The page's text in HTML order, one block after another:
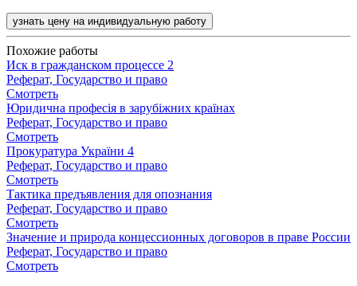
узнать цену на индивидуальную работу
Похожие работы
Иск в гражданском процессе 2
Реферат, Государство и право
Смотреть
Юридична професія в зарубіжних країнах
Реферат, Государство и право
Смотреть
Прокуратура України 4
Реферат, Государство и право
Смотреть
Тактика предъявления для опознания
Реферат, Государство и право
Смотреть
Значение и природа концессионных договоров в праве России
Реферат, Государство и право
Смотреть